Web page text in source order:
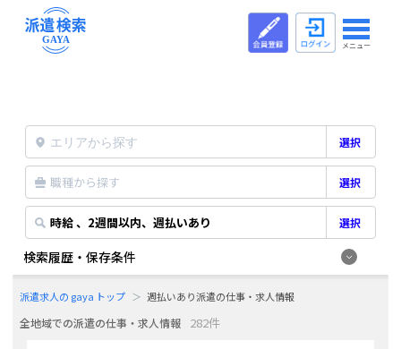
メニュー
選択
職種から探す 選択
時給 、2週間以内、週払いあり 選択
検索履歴・保存条件
派遣求人の gaya トップ 週払いあり派遣の仕事・求人情報
全地域での派遣の仕事・求人情報 282件